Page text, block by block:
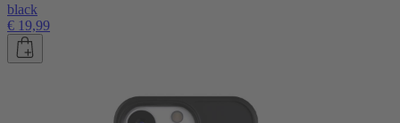
black
€ 19,99